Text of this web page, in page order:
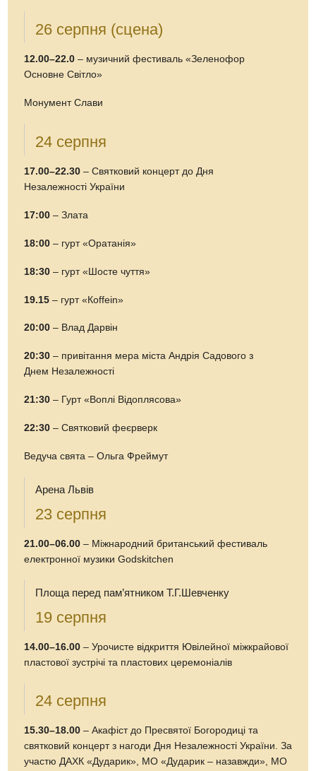
26 серпня (сцена)
12.00–22.0 – музичний фестиваль «Зеленофор
Основне Світло»
Монумент Слави
24 серпня
17.00–22.30 – Святковий концерт до Дня
Незалежності України
17:00 – Злата
18:00 – гурт «Оратанія»
18:30 – гурт «Шосте чуття»
19.15 – гурт «Кoffein»
20:00 – Влад Дарвін
20:30 – привітання мера міста Андрія Садового з
Днем Незалежності
21:30 – Гурт «Воплі Відоплясова»
22:30 – Святковий феєрверк
Ведуча свята – Ольга Фреймут
Арена Львів
23 серпня
21.00–06.00 – Міжнародний британський фестиваль
електронної музики Godskitchen
Площа перед пам’ятником Т.Г.Шевченку
19 серпня
14.00–16.00 – Урочисте відкриття Ювілейної міжкрайової
пластової зустрічі та пластових церемоніалів
24 серпня
15.30–18.00 – Акафіст до Пресвятої Богородиці та
святковий концерт з нагоди Дня Незалежності України. За
участю ДАХК «Дударик», МО «Дударик – назавжди», МО